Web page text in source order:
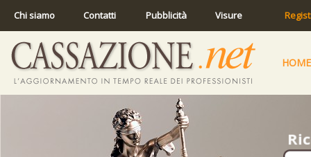
Chi siamo Contatti Pubblicità Visure
HOME